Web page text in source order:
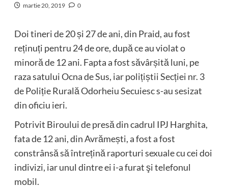
martie 20, 2019 0
Doi tineri de 20 și 27 de ani, din Praid, au fost
reținuți pentru 24 de ore, după ce au violat o
minoră de 12 ani. Fapta a fost săvârșită luni, pe
raza satului Ocna de Sus, iar polițiștii Secției nr. 3
de Poliție Rurală Odorheiu Secuiesc s-au sesizat
din oficiu ieri.
Potrivit Biroului de presă din cadrul IPJ Harghita,
fata de 12 ani, din Avrămești, a fost a fost
constrânsă să întrețină raporturi sexuale cu cei doi
indivizi, iar unul dintre ei i-a furat şi telefonul
mobil.